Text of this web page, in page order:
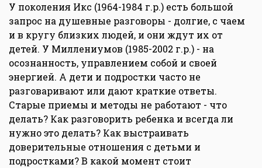
У поколения Икс (1964-1984 г.р.) есть большой
запрос на душевные разговоры - долгие, с чаем
и в кругу близких людей, и они ждут их от
детей. У Миллениумов (1985-2002 г.р.) - на
осознанность, управлением собой и своей
энергией. А дети и подростки часто не
разговаривают или дают краткие ответы.
Старые приемы и методы не работают - что
делать? Как разговорить ребенка и всегда ли
нужно это делать? Как выстраивать
доверительные отношения с детьми и
подростками? В какой момент стоит